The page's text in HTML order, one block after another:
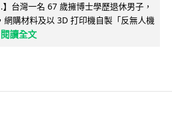
】台灣一名 67 歲擁博士學歷退休男子，
網購材料及以 3D 打印機自製「反無人機
閱讀全文